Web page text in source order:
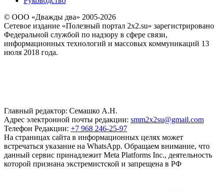
© ООО «Дважды два» 2005-2026
Сетевое издание «Полезный портал 2x2.su» зарегистрировано
Федеральной службой по надзору в сфере связи,
информационных технологий и массовых коммуникаций 13
июля 2018 года.
Главный редактор: Семашко А.Н.
Адрес электронной почты редакции: smm2x2su@gmail.com
Телефон Редакции: +7 968 246-25-97
На страницах сайта в информационных целях может
встречаться указание на WhatsApp. Обращаем внимание, что
данный сервис принадлежит Meta Platforms Inc., деятельность
которой признана экстремистской и запрещена в РФ